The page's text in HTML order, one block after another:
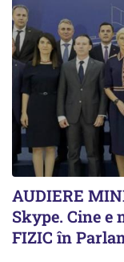
AUDIERE
Skype. Cine
FIZIC în